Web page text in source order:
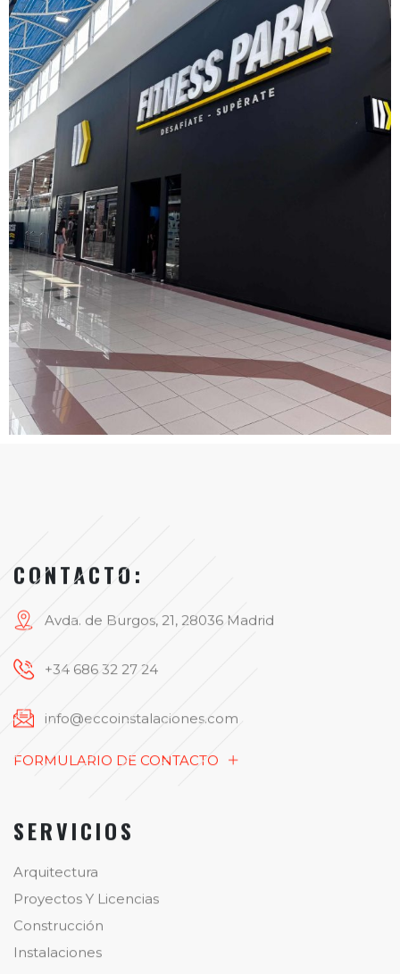
CONTACTO:
Avda. de Burgos, 21, 28036 Madrid
+34 686 32 27 24
info@eccoinstalaciones.com
FORMULARIO DE CONTACTO
SERVICIOS
Arquitectura
Proyectos Y Licencias
Construcción
Instalaciones